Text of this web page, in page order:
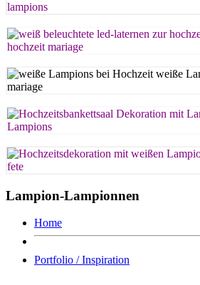
Lampion-Lampionnen
Home
Portfolio / Inspiration